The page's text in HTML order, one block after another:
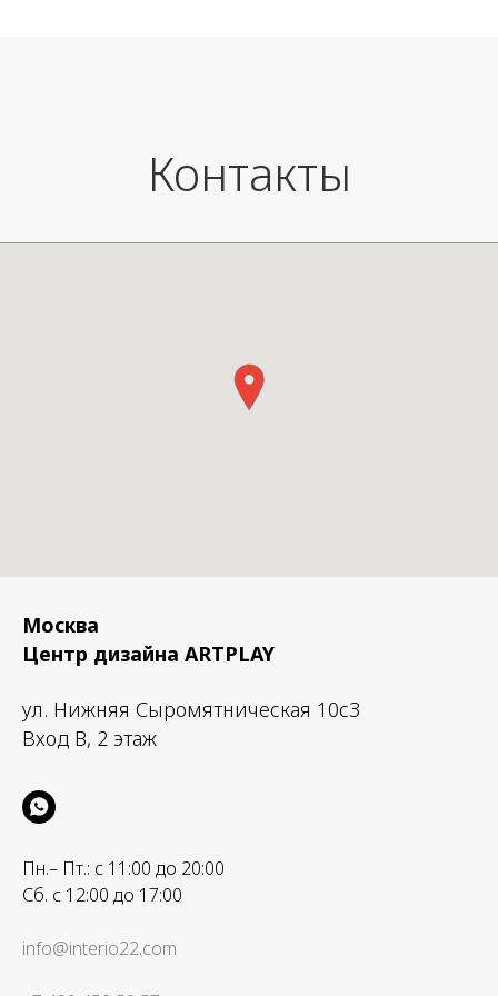
Контакты
Москва
Центр дизайна ARTPLAY
ул. Нижняя Сыромятническая 10с3
Вход B, 2 этаж
Пн.– Пт.: с 11:00 до 20:00
Сб. с 12:00 до 17:00
info@interio22.com